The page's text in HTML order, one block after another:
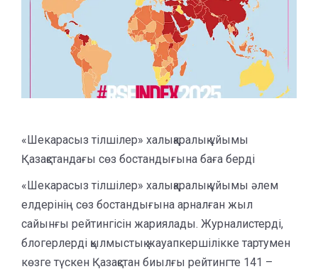
«Шекарасыз тілшілер» халықаралық ұйымы
Қазақстандағы сөз бостандығына баға берді
«Шекарасыз тілшілер» халықаралық ұйымы әлем
елдерінің сөз бостандығына арналған жыл
сайынғы рейтингісін жариялады. Журналистерді,
блогерлерді қылмыстық жауапкершілікке тартумен
көзге түскен Қазақстан биылғы рейтингте 141 –